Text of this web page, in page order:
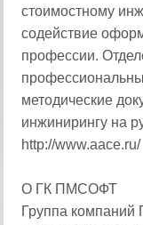
стоимостному
содействие
профессии.
методические
инжинирингу на
http://www.aace.ru/
О ГК ПМСОФТ
Группа